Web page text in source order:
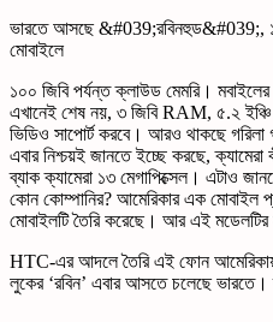
ভারতে আসছে &#039;রবিনহুড&#039;,
মোবাইলে
১০০ জিবি পর্যন্ত ক্লাউড মেমরি।
এখানেই শেষ নয়, ৩ জিবি RAM, ৫.২
ভিডিও সাপোর্ট করবে। আরও থাকছে
এবার নিশ্চয়ই জানতে ইচ্ছে করছে, ক্যামেরা
ব্যাক ক্যামেরা ১৩ মেগাপিক্সেল। এটাও
কোন কোম্পানির? আমেরিকার এক মোবাইল
মোবাইলটি তৈরি করেছে। আর এই মডেলটির
HTC-এর আদলে তৈরি এই ফোন আমেরিকায়
লুকের ‘রবিন’ এবার আসতে চলেছে